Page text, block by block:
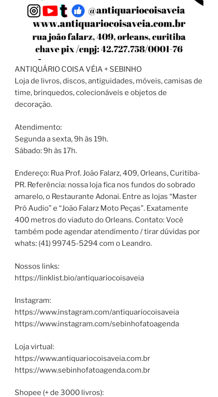
ANTIQUÁRIO COISA VÉIA + SEBINHO
Loja de livros, discos, antiguidades, móveis, camisas de
time, brinquedos, colecionáveis e objetos de
decoração.
Atendimento:
Segunda a sexta, 9h às 19h.
Sábado: 9h às 17h.
Endereço: Rua Prof. João Falarz, 409, Orleans, Curitiba-
PR. Referência: nossa loja fica nos fundos do sobrado
amarelo, o Restaurante Adonai. Entre as lojas “Master
Pró Audio” e “João Falarz Moto Peças”. Exatamente
400 metros do viaduto do Orleans. Contato: Você
também pode agendar atendimento / tirar dúvidas por
whats: (41) 99745-5294 com o Leandro.
Nossos links:
https://linklist.bio/antiquariocoisaveia
Instagram:
https://www.instagram.com/antiquariocoisaveia
https://www.instagram.com/sebinhofatoagenda
Loja virtual:
https://www.antiquariocoisaveia.com.br
https://www.sebinhofatoagenda.com.br
Shopee (+ de 3000 livros):